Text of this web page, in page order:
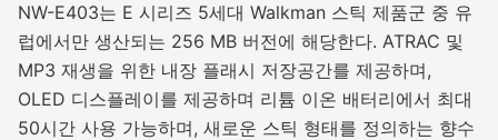
NW-E403는 E 시리즈 5세대 Walkman 스틱 제품군 중 유
럽에서만 생산되는 256 MB 버전에 해당한다. ATRAC 및
MP3 재생을 위한 내장 플래시 저장공간를 제공하며,
OLED 디스플레이를 제공하며 리튬 이온 배터리에서 최대
50시간 사용 가능하며, 새로운 스틱 형태를 정의하는 향수